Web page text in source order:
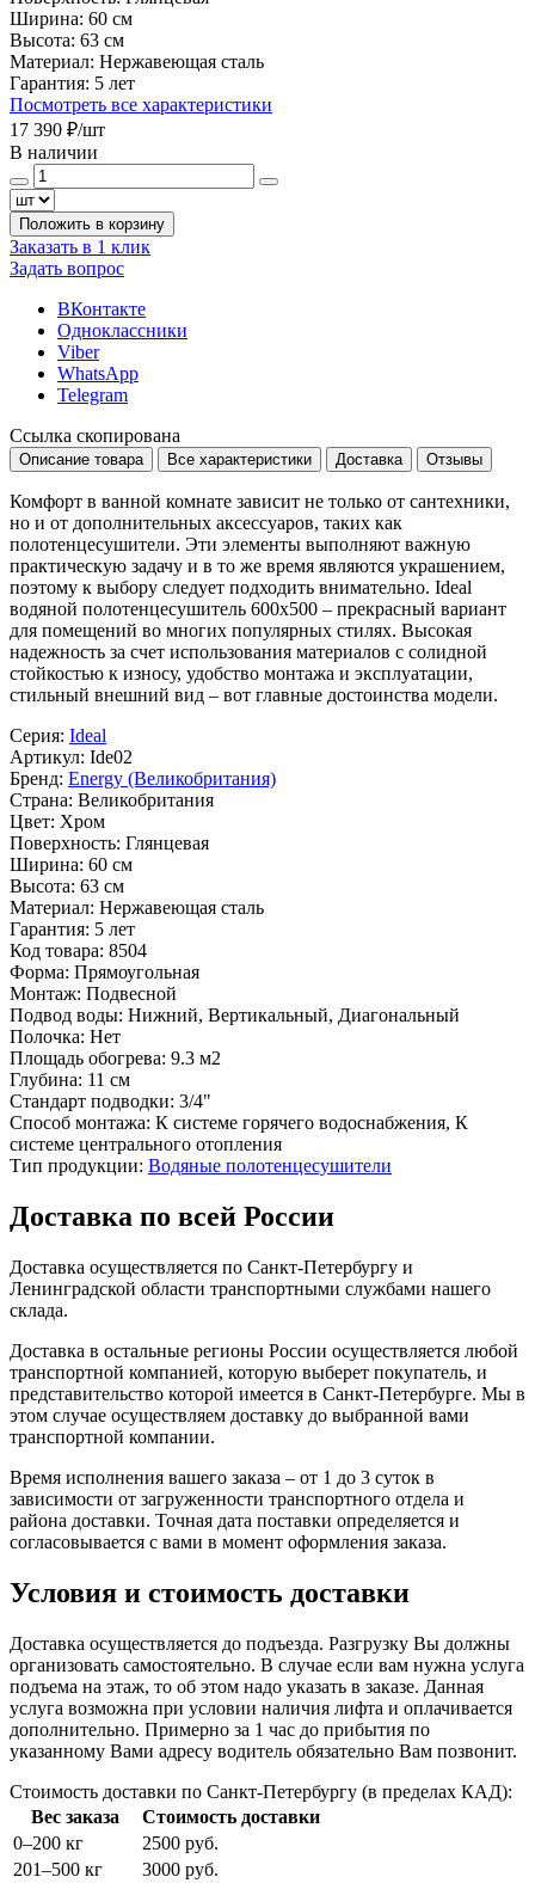
Ширина: 60 см
Высота: 63 см
Материал: Нержавеющая сталь
Гарантия: 5 лет
Посмотреть все характеристики
17 390 ₽/шт
В наличии
Положить в корзину
Заказать в 1 клик
Задать вопрос
ВКонтакте
Одноклассники
Viber
WhatsApp
Telegram
Ссылка скопирована
Описание товара Все характеристики Доставка Отзывы
Комфорт в ванной комнате зависит не только от сантехники,
но и от дополнительных аксессуаров, таких как
полотенцесушители. Эти элементы выполняют важную
практическую задачу и в то же время являются украшением,
поэтому к выбору следует подходить внимательно. Ideal
водяной полотенцесушитель 600x500 – прекрасный вариант
для помещений во многих популярных стилях. Высокая
надежность за счет использования материалов с солидной
стойкостью к износу, удобство монтажа и эксплуатации,
стильный внешний вид – вот главные достоинства модели.
Серия: Ideal
Артикул: Ide02
Бренд: Energy (Великобритания)
Страна: Великобритания
Цвет: Хром
Поверхность: Глянцевая
Ширина: 60 см
Высота: 63 см
Материал: Нержавеющая сталь
Гарантия: 5 лет
Код товара: 8504
Форма: Прямоугольная
Монтаж: Подвесной
Подвод воды: Нижний, Вертикальный, Диагональный
Полочка: Нет
Площадь обогрева: 9.3 м2
Глубина: 11 см
Стандарт подводки: 3/4"
Способ монтажа: К системе горячего водоснабжения, К
системе центрального отопления
Тип продукции: Водяные полотенцесушители
Доставка по всей России
Доставка осуществляется по Санкт-Петербургу и
Ленинградской области транспортными службами нашего
склада.
Доставка в остальные регионы России осуществляется любой
транспортной компанией, которую выберет покупатель, и
представительство которой имеется в Санкт-Петербурге. Мы в
этом случае осуществляем доставку до выбранной вами
транспортной компании.
Время исполнения вашего заказа – от 1 до 3 суток в
зависимости от загруженности транспортного отдела и
района доставки. Точная дата поставки определяется и
согласовывается с вами в момент оформления заказа.
Условия и стоимость доставки
Доставка осуществляется до подъезда. Разгрузку Вы должны
организовать самостоятельно. В случае если вам нужна услуга
подъема на этаж, то об этом надо указать в заказе. Данная
услуга возможна при условии наличия лифта и оплачивается
дополнительно. Примерно за 1 час до прибытия по
указанному Вами адресу водитель обязательно Вам позвонит.
Стоимость доставки по Санкт-Петербургу (в пределах КАД):
Вес заказа
Стоимость доставки
0–200 кг
2500 руб.
201–500 кг
3000 руб.